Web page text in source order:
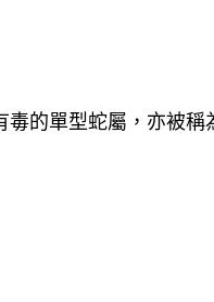
毒的單型蛇屬，亦被